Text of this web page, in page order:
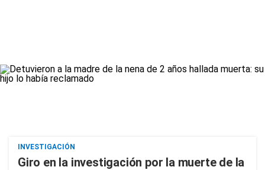
INVESTIGACIÓN
Giro en la investigación por la muerte de la